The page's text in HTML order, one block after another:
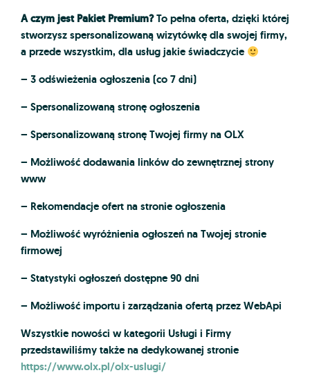
A czym jest Pakiet Premium?To pełna oferta, dzięki której
stworzysz spersonalizowaną wizytówkę dla swojej firmy,
a przede wszystkim, dla usług jakie świadczycie
– 3 odświeżenia ogłoszenia (co 7 dni)
– Spersonalizowaną stronę ogłoszenia
– Spersonalizowaną stronę Twojej firmy na OLX
– Możliwość dodawania linków do zewnętrznej strony
www
– Rekomendacje ofert na stronie ogłoszenia
– Możliwość wyróżnienia ogłoszeń na Twojej stronie
firmowej
– Statystyki ogłoszeń dostępne 90 dni
– Możliwość importu i zarządzania ofertą przez WebApi
Wszystkie nowości w kategorii Usługi i Firmy
przedstawiliśmy także na dedykowanej stronie
https://www.olx.pl/olx-uslugi/